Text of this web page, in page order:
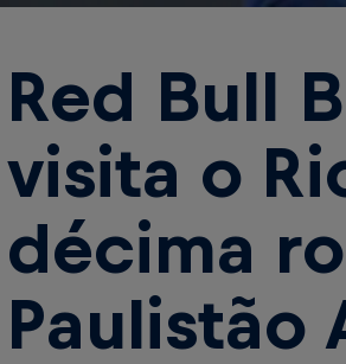
Red Bull
visita o
décima
Paulistão